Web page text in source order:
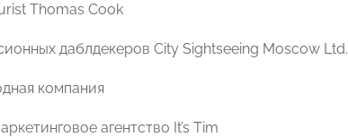
Thomas Cook
даблдекеров City Sightseeing Moscow Ltd.
компания
агентство It’s Tim